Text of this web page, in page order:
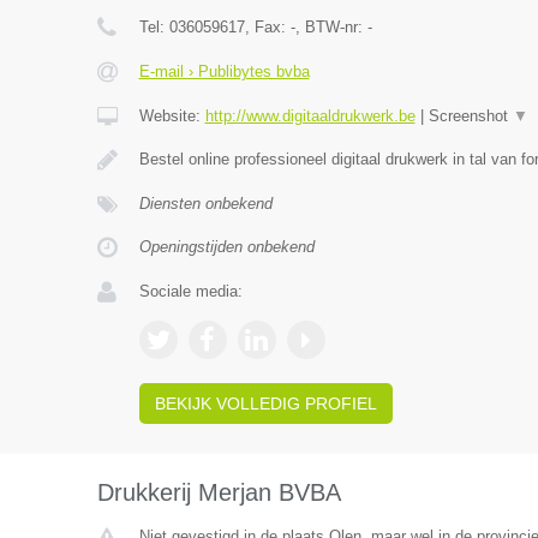
Tel: 036059617, Fax: -, BTW-nr: -
E-mail › Publibytes bvba
Website: http://www.digitaaldrukwerk.be| Screenshot ▼
Bestel online professioneel digitaal drukwerk in tal van
Diensten onbekend
Openingstijden onbekend
Sociale media:
BEKIJK VOLLEDIG PROFIEL
Drukkerij Merjan BVBA